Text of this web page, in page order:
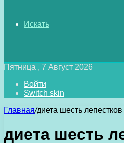
Искать
Пятница , 7 Август 2026
Войти
Switch skin
Главная/диета шесть лепестков
диета шесть